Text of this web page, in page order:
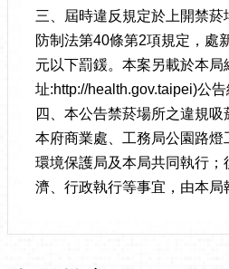
三、屆時違反規定於上開禁
防制法第40條第2項規定，處
元以下罰鍰。本案另載於本局
址:http://health.gov.taipei)公告
四、本公告禁菸場所之違規
本府商業處、工務局公園路燈
環境保護局及本局共同執行；
濟、行政執行等事宜，由本局